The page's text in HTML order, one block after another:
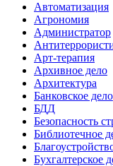
Автоматизация
Агрономия
Администратор
Арт-терапия
Архивное дело
Архитектура
Банковское дело
БДД
Безопасность
Библиотечное
Бухгалтерское